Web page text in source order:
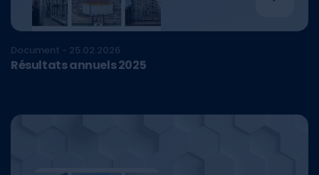
Document - 25.02.2026
Résultats annuels 2025